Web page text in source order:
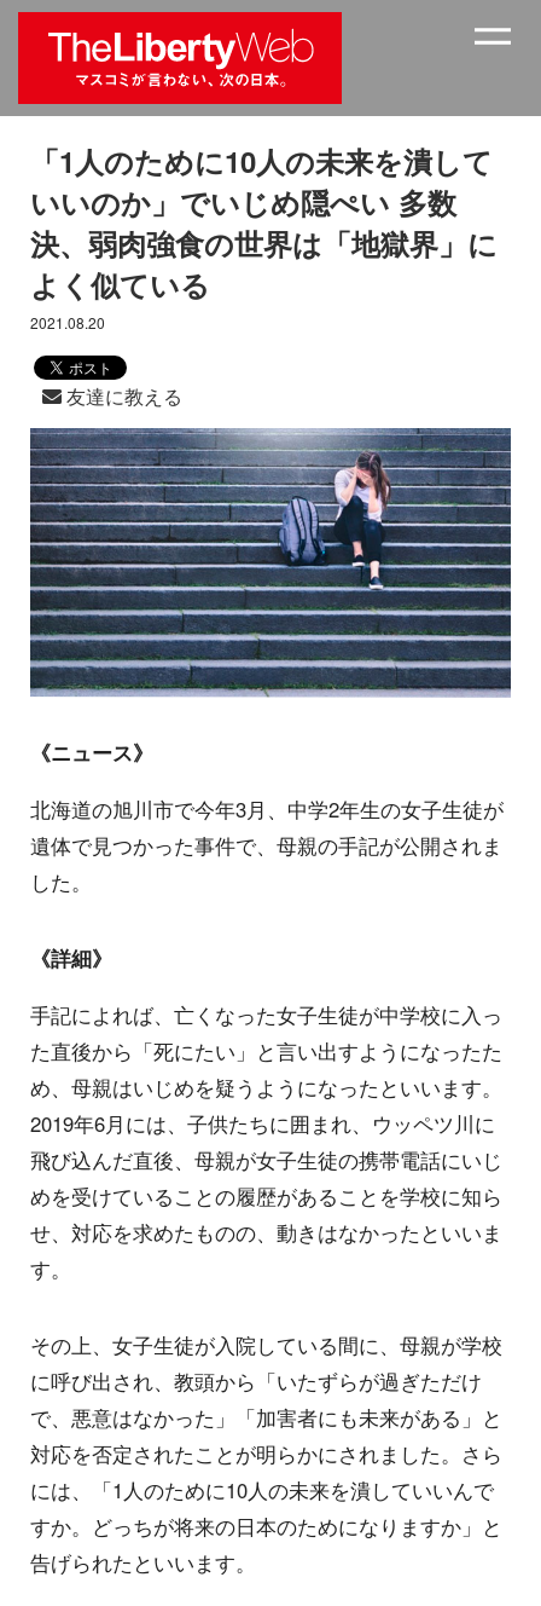
「1人のために10人の未来を潰して
いいのか」でいじめ隠ぺい 多数
決、弱肉強食の世界は「地獄界」に
よく似ている
2021.08.20
友達に教える
《ニュース》
北海道の旭川市で今年3月、中学2年生の女子生徒が
遺体で見つかった事件で、母親の手記が公開されま
した。
《詳細》
手記によれば、亡くなった女子生徒が中学校に入っ
た直後から「死にたい」と言い出すようになったた
め、母親はいじめを疑うようになったといいます。
2019年6月には、子供たちに囲まれ、ウッペツ川に
飛び込んだ直後、母親が女子生徒の携帯電話にいじ
めを受けていることの履歴があることを学校に知ら
せ、対応を求めたものの、動きはなかったといいま
す。
その上、女子生徒が入院している間に、母親が学校
に呼び出され、教頭から「いたずらが過ぎただけ
で、悪意はなかった」「加害者にも未来がある」と
対応を否定されたことが明らかにされました。さら
には、「1人のために10人の未来を潰していいんで
すか。どっちが将来の日本のためになりますか」と
告げられたといいます。